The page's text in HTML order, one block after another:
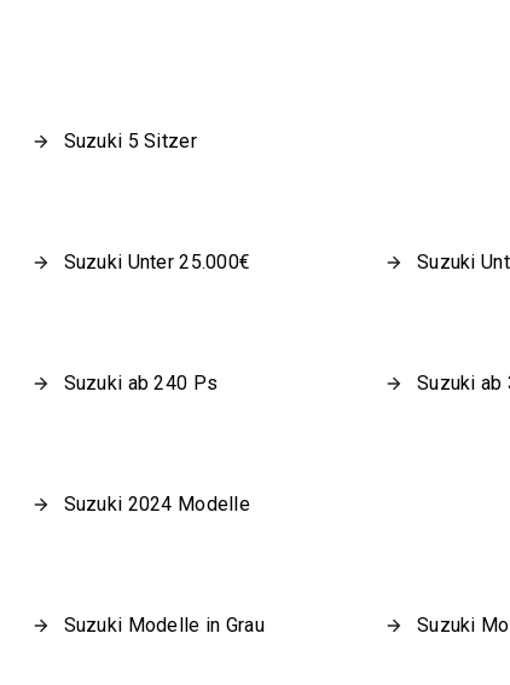
Suzuki 5 Sitzer
Suzuki Unter 25.000€ Suzuki
Suzuki ab 240 Ps Suzuki ab
Suzuki 2024 Modelle
Suzuki Modelle in Grau Suzuki